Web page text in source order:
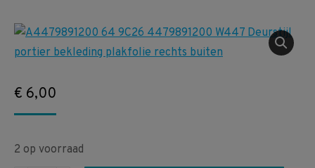
€ 6,00
2 op voorraad